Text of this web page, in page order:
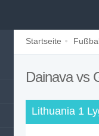
Startseite
Dainava vs
Lithuania 1